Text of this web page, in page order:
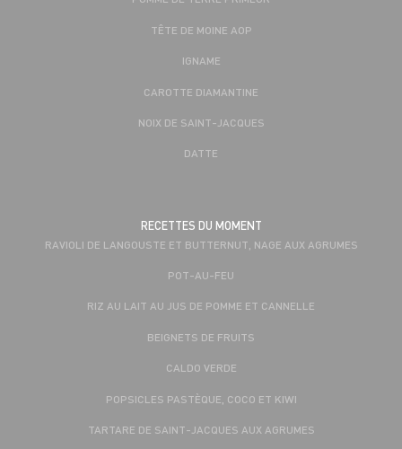
TÊTE DE MOINE AOP
IGNAME
CAROTTE DIAMANTINE
NOIX DE SAINT-JACQUES
DATTE
RECETTES DU MOMENT
RAVIOLI DE LANGOUSTE ET BUTTERNUT, NAGE AUX AGRUMES
POT-AU-FEU
RIZ AU LAIT AU JUS DE POMME ET CANNELLE
BEIGNETS DE FRUITS
CALDO VERDE
POPSICLES PASTÈQUE, COCO ET KIWI
TARTARE DE SAINT-JACQUES AUX AGRUMES